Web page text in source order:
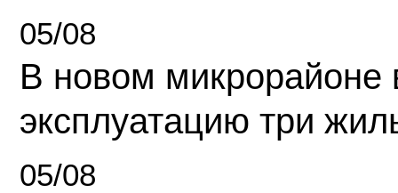
05/08
В новом микрорайоне
эксплуатацию три
05/08